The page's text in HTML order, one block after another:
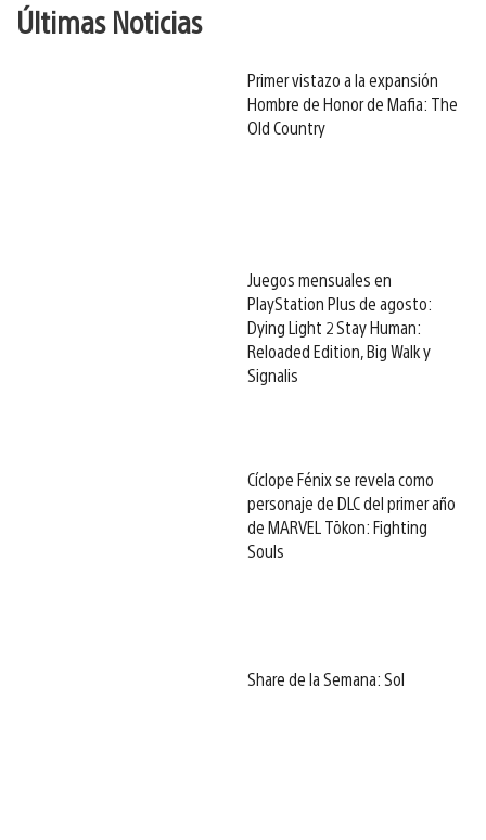
Últimas Noticias
Primer vistazo a la expansión
Hombre de Honor de Mafia: The
Old Country
Juegos mensuales en
PlayStation Plus de agosto:
Dying Light 2 Stay Human:
Reloaded Edition, Big Walk y
Signalis
Cíclope Fénix se revela como
personaje de DLC del primer año
de MARVEL Tōkon: Fighting
Souls
Share de la Semana: Sol